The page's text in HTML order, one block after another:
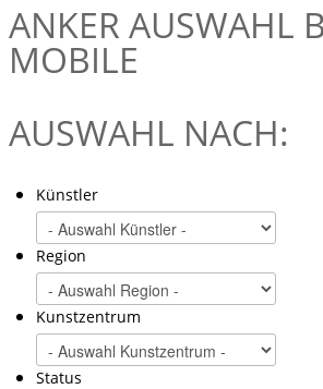
ANKER AUSWAHL
MOBILE
AUSWAHL NACH:
Künstler
Region
Kunstzentrum
Status